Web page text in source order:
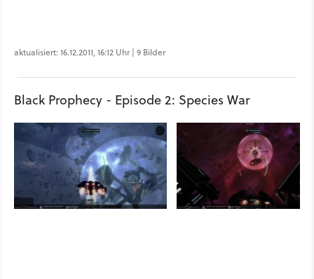
aktualisiert: 16.12.2011, 16:12 Uhr | 9 Bilder
Black Prophecy - Episode 2: Species War